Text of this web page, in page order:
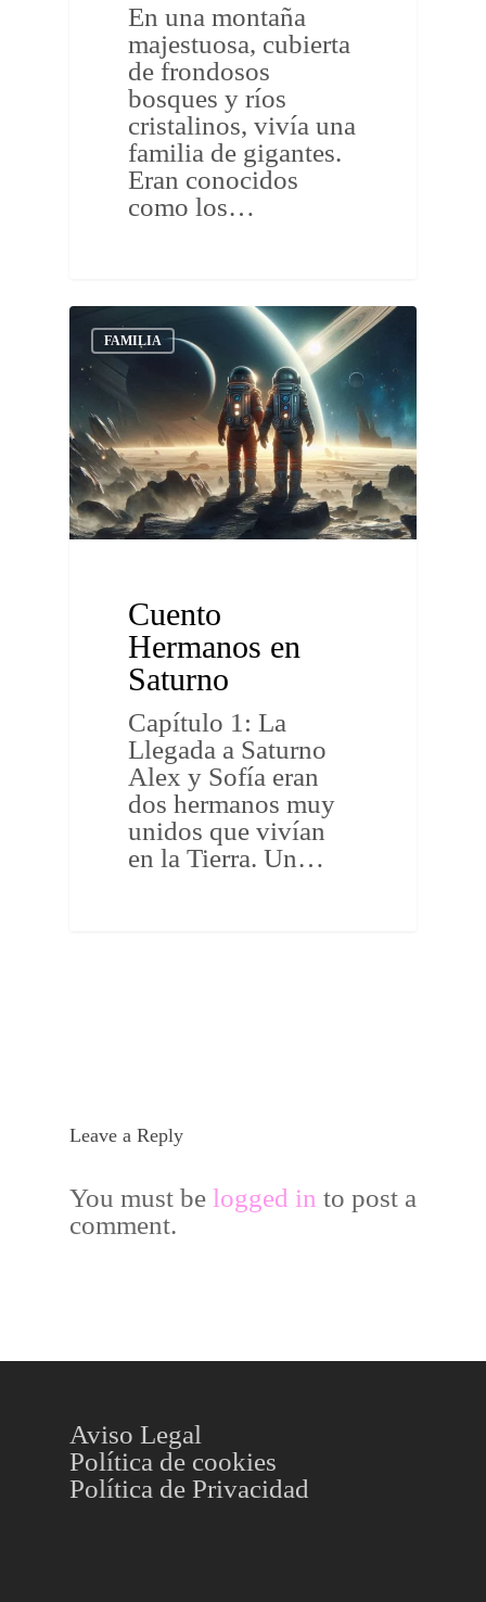
En una montaña
majestuosa, cubierta
de frondosos
bosques y ríos
cristalinos, vivía una
familia de gigantes.
Eran conocidos
como los…
FAMILIA
Cuento
Hermanos en
Saturno
Capítulo 1: La
Llegada a Saturno
Alex y Sofía eran
dos hermanos muy
unidos que vivían
en la Tierra. Un…
Leave a Reply
You must be logged in to post a
comment.
Aviso Legal
Política de cookies
Política de Privacidad